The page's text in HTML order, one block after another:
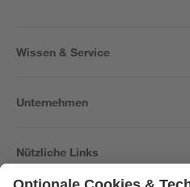
Wissen & Service
Unternehmen
Nützliche Links